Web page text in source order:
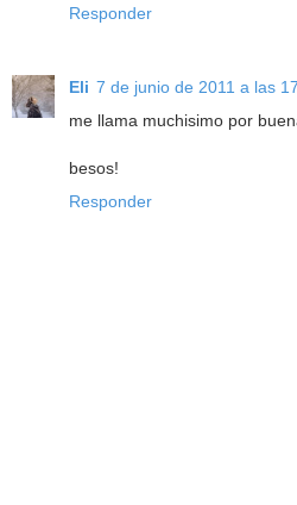
Responder
Eli 7 de junio de 2011 a las
me llama muchisimo por
besos!
Responder